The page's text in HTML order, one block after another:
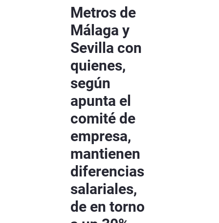
Metros de
Málaga y
Sevilla con
quienes,
según
apunta el
comité de
empresa,
mantienen
diferencias
salariales,
de en torno